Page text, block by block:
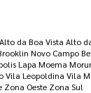
Alto da Boa Vista Alto
Novo Campo
Lapa Moema
Vila Leopoldina Vila
Zona Oeste Zona Sul